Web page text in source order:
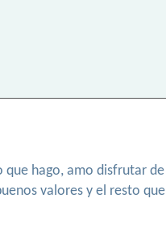
hago, amo disfrutar de
valores y el resto que